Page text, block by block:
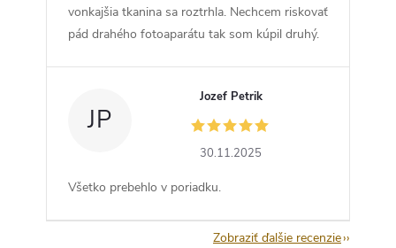
vonkajšia tkanina sa roztrhla. Nechcem riskovať
pád drahého fotoaparátu tak som kúpil druhý.
JP
Jozef Petrik
30.11.2025
Všetko prebehlo v poriadku.
Zobraziť ďalšie recenzie